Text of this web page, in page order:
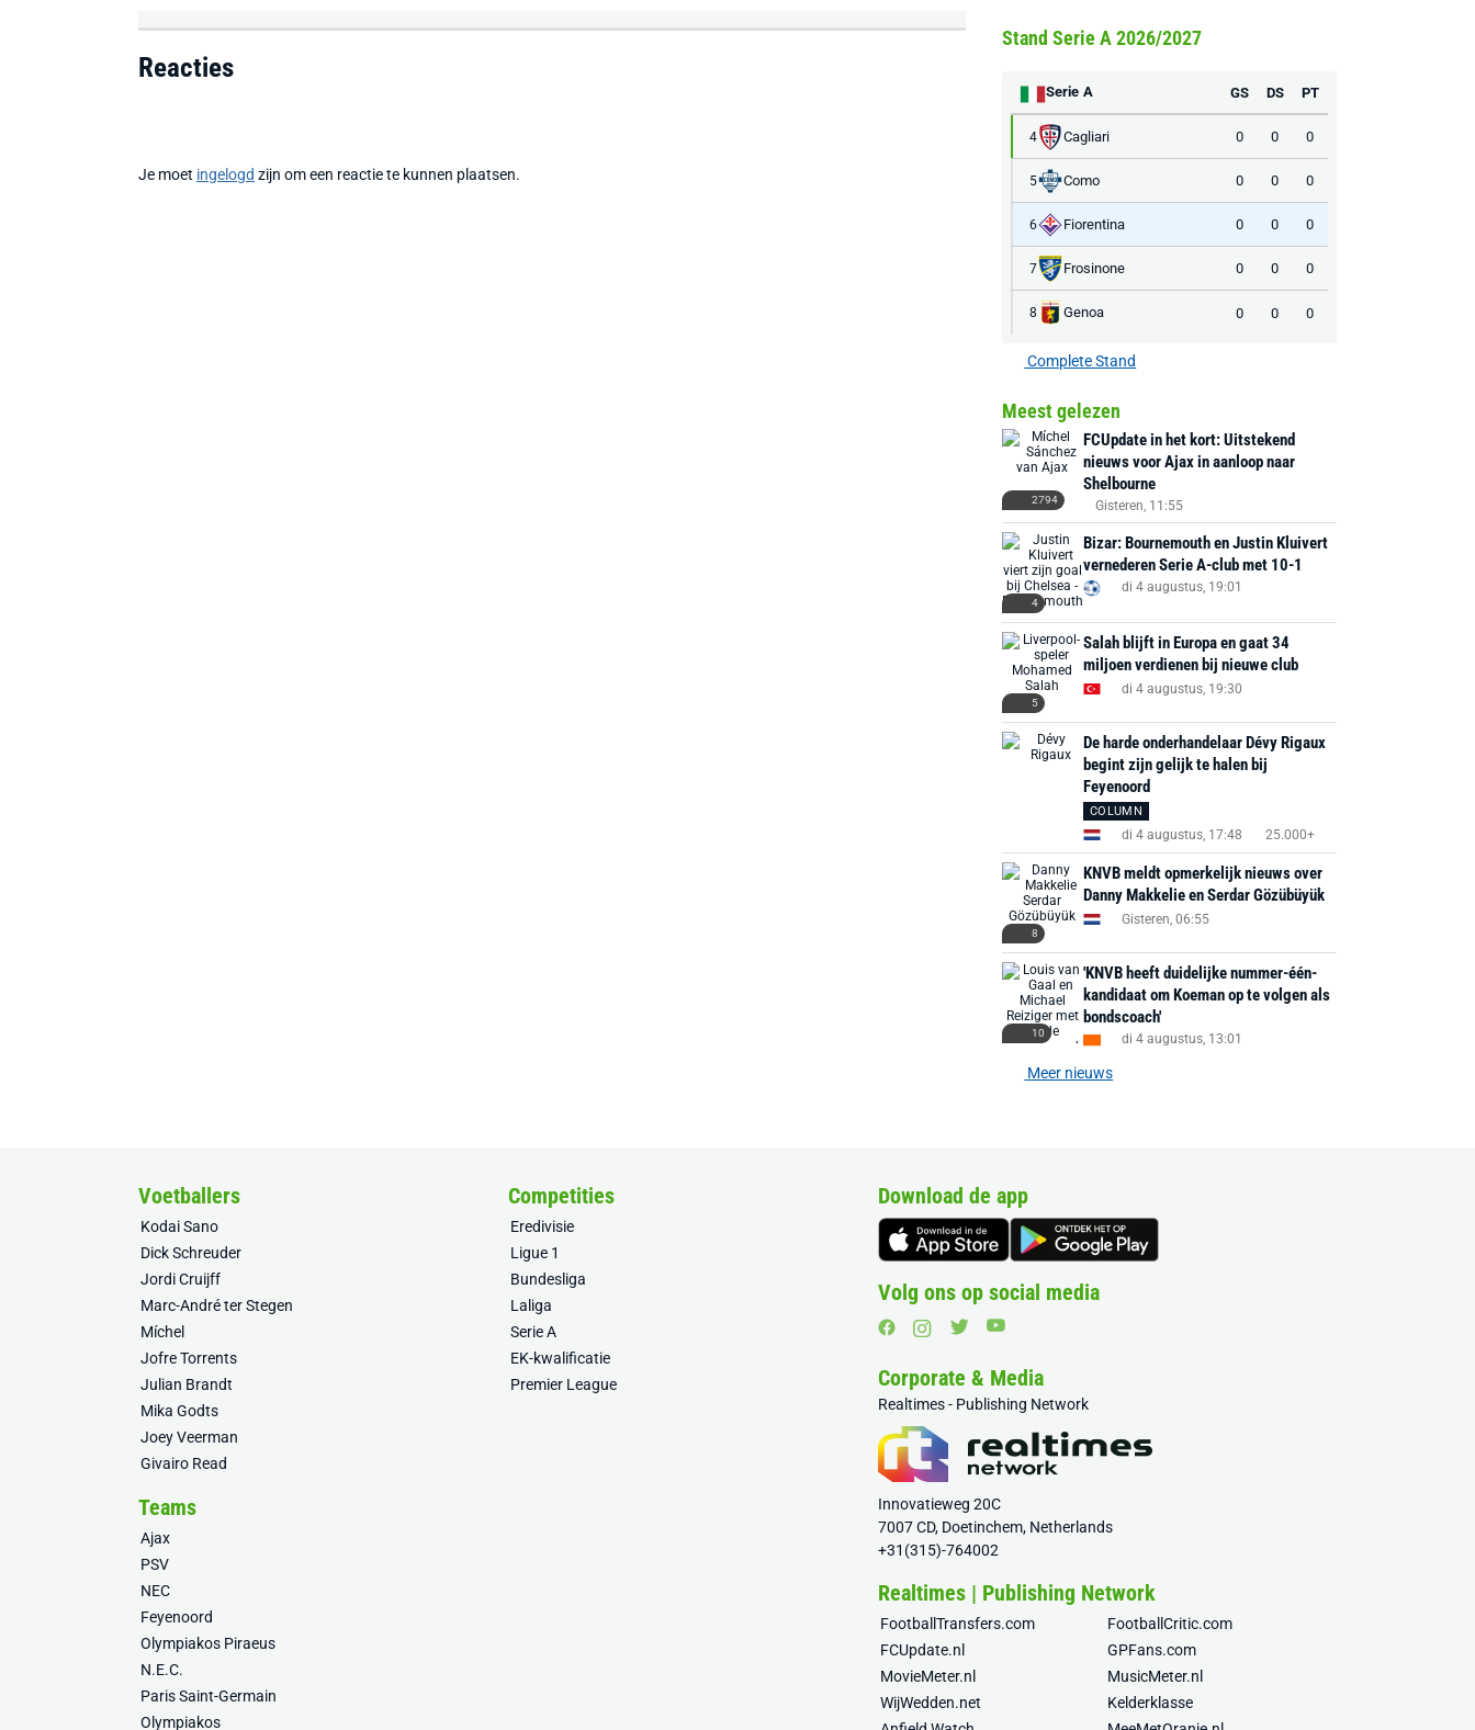
Reacties
Je moet ingelogd zijn om een reactie te kunnen plaatsen.
Stand Serie A 2026/2027
Serie A GS DS PT
4 Cagliari 0 0 0
5 Como 0 0 0
6 Fiorentina 0 0 0
7 Frosinone 0 0 0
8 Genoa 0 0 0
Complete Stand
Meest gelezen
2794
FCUpdate in het kort: Uitstekend
nieuws voor Ajax in aanloop naar
Shelbourne
Gisteren, 11:55
4
Bizar: Bournemouth en Justin Kluivert
vernederen Serie A-club met 10-1
di 4 augustus, 19:01
5
Salah blijft in Europa en gaat 34
miljoen verdienen bij nieuwe club
di 4 augustus, 19:30
De harde onderhandelaar Dévy Rigaux
begint zijn gelijk te halen bij
Feyenoord
COLUMN
di 4 augustus, 17:48 25.000+
8
KNVB meldt opmerkelijk nieuws over
Danny Makkelie en Serdar Gözübüyük
Gisteren, 06:55
10
'KNVB heeft duidelijke nummer-één-
kandidaat om Koeman op te volgen als
bondscoach'
di 4 augustus, 13:01
Meer nieuws
Voetballers
Kodai Sano
Dick Schreuder
Jordi Cruijff
Marc-André ter Stegen
Míchel
Jofre Torrents
Julian Brandt
Mika Godts
Joey Veerman
Givairo Read
Competities
Eredivisie
Ligue 1
Bundesliga
Laliga
Serie A
EK-kwalificatie
Premier League
Teams
Ajax
PSV
NEC
Feyenoord
Olympiakos Piraeus
N.E.C.
Paris Saint-Germain
Olympiakos
Download de app
Volg ons op social media
Corporate & Media
Realtimes - Publishing Network
Innovatieweg 20C
7007 CD, Doetinchem, Netherlands
+31(315)-764002
Realtimes | Publishing Network
FootballTransfers.com
FootballCritic.com
FCUpdate.nl
GPFans.com
MovieMeter.nl
MusicMeter.nl
WijWedden.net
Kelderklasse